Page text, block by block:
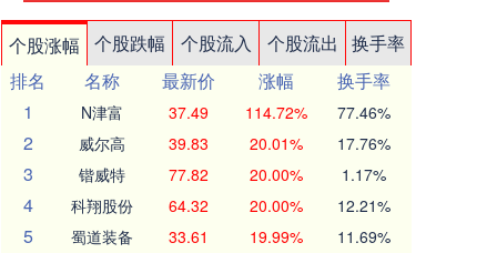
个股涨幅 个股跌幅 个股流入 个股流出
换手率
排名
名称 最新价 涨幅
换手率
1
N津富 37.49 114.72% 77.46%
2 威尔高 39.83 20.01% 17.76%
3 锴威特 77.82 20.00% 1.17%
4 科翔股份 64.32 20.00% 12.21%
5 蜀道装备 33.61 19.99% 11.69%